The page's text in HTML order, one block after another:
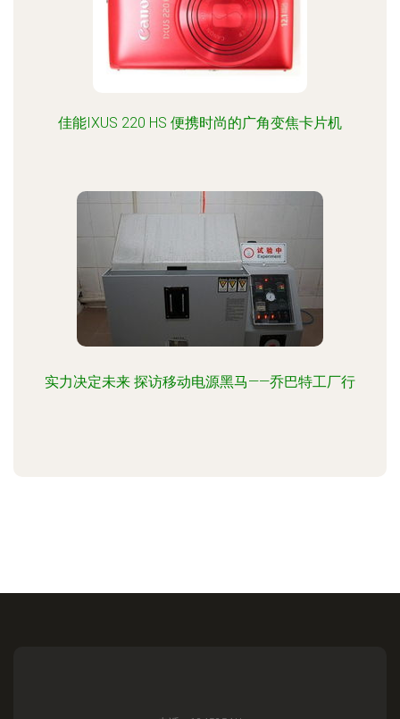
佳能IXUS 220 HS 便携时尚的广角变焦卡片机
实力决定未来 探访移动电源黑马——乔巴特工厂行